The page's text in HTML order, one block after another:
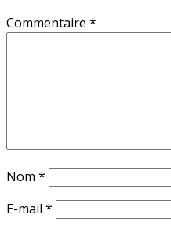
Commentaire *
Nom *
E-mail *